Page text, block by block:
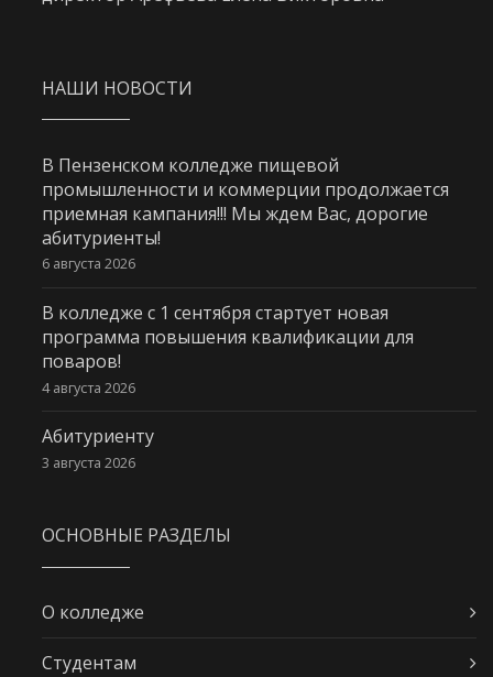
НАШИ НОВОСТИ
В Пензенском колледже пищевой
промышленности и коммерции продолжается
приемная кампания!!! Мы ждем Вас, дорогие
абитуриенты!
6 августа 2026
В колледже с 1 сентября стартует новая
программа повышения квалификации для
поваров!
4 августа 2026
Абитуриенту
3 августа 2026
ОСНОВНЫЕ РАЗДЕЛЫ
О колледже
Студентам